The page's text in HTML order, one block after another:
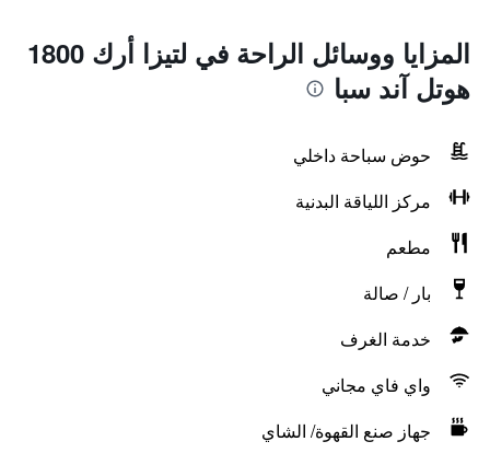
المزايا ووسائل الراحة في لتيزا أرك 1800
هوتل آند سبا
حوض سباحة داخلي
مركز اللياقة البدنية
مطعم
بار / صالة
خدمة الغرف
واي فاي مجاني
جهاز صنع القهوة/ الشاي